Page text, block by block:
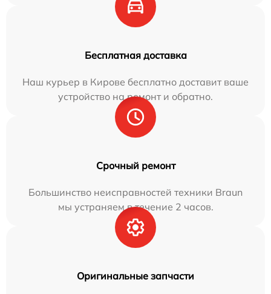
Бесплатная доставка
Наш курьер в Кирове бесплатно доставит ваше
устройство на ремонт и обратно.
Срочный ремонт
Большинство неисправностей техники Braun
мы устраняем в течение 2 часов.
Оригинальные запчасти